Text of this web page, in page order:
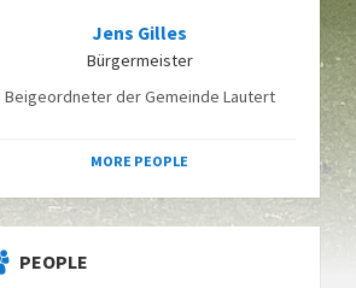
Jens Gilles
Bürgermeister
Beigeordneter der Gemeinde Lautert
MORE PEOPLE
PEOPLE